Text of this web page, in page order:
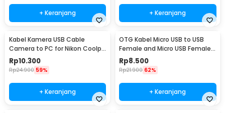
+ Keranjang + Keranjang
Kabel Kamera USB Cable
Camera to PC for Nikon Coolpix
1.5 M - UC-E6
Rp10.300
Rp24.900 59%
+ Keranjang
OTG Kabel Micro USB to USB
Female and Micro USB Female
18cm - A-UOY-02
Rp8.500
Rp21.900 62%
+ Keranjang